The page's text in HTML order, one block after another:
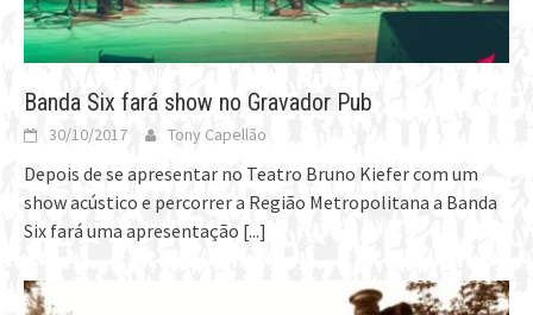
Banda Six fará show no Gravador Pub
30/10/2017 Tony Capellão
Depois de se apresentar no Teatro Bruno Kiefer com um
show acústico e percorrer a Região Metropolitana a Banda
Six fará uma apresentação [...]